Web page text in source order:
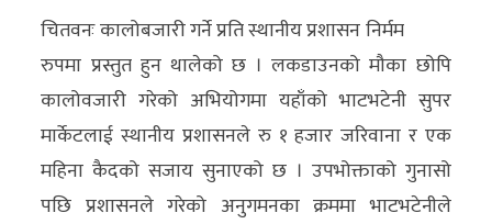
अर्थ/
वाणिज्य
मनाेरञ्जन
विज्ञान
प्रविधि
चितवनः कालोबजारी गर्ने प्रति स्थानीय प्रशासन निर्मम
रुपमा प्रस्तुत हुन थालेको छ । लकडाउनको मौका छोपि
कालोवजारी गरेको अभियोगमा यहाँको भाटभटेनी सुपर
मार्केटलाई स्थानीय प्रशासनले रु १ हजार जरिवाना र एक
महिना कैदको सजाय सुनाएको छ । उपभोक्ताको गुनासो
पछि प्रशासनले गरेको अनुगमनका क्रममा भाटभटेनीले